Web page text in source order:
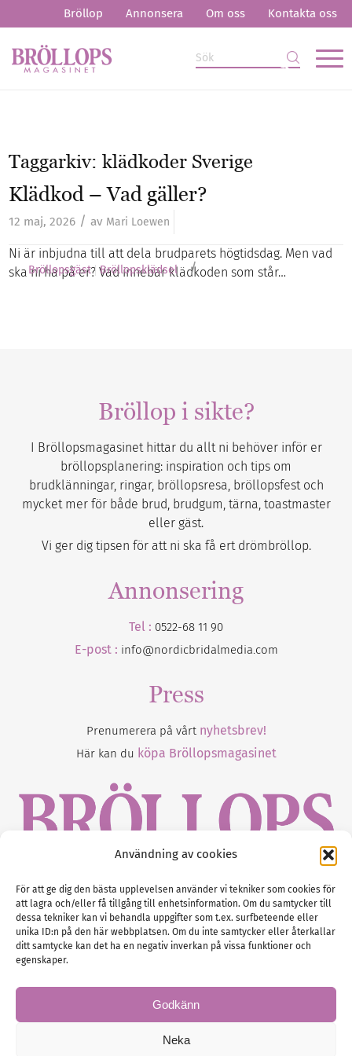
Användning av cookies
För att ge dig den bästa upplevelsen använder vi tekniker som cookies för
att lagra och/eller få tillgång till enhetsinformation. Om du samtycker till
dessa tekniker kan vi behandla uppgifter som t.ex. surfbeteende eller
unika ID:n på den här webbplatsen. Om du inte samtycker eller återkallar
ditt samtycke kan det ha en negativ inverkan på vissa funktioner och
egenskaper.
Godkänn
Neka
Bröllop Annonsera Om oss Kontakta oss
Taggarkiv:klädkoder Sverige
Klädkod – Vad gäller?
12 maj, 2026 / av Mari Loewen
Ni är inbjudna till att dela brudparets högtidsdag. Men vad
ska ni ha på er? Vad innebär klädkoden som står…
Bröllopsgäst Bröllopsklädsel /
Bröllop i sikte?
I Bröllopsmagasinet hittar du allt ni behöver inför er
bröllopsplanering: inspiration och tips om
brudklänningar, ringar, bröllopsresa, bröllopsfest och
mycket mer för både brud, brudgum, tärna, toastmaster
eller gäst.
Vi ger dig tipsen för att ni ska få ert drömbröllop.
Annonsering
Tel : 0522-68 11 90
E-post : info@nordicbridalmedia.com
Press
Prenumerera på vårt nyhetsbrev!
Här kan du köpa Bröllopsmagasinet
Gustaf Mattssons väg 2, 451 50 Uddevalla
Tel :0522-68 11 90
E-post:info@nordicbridalmedia.com